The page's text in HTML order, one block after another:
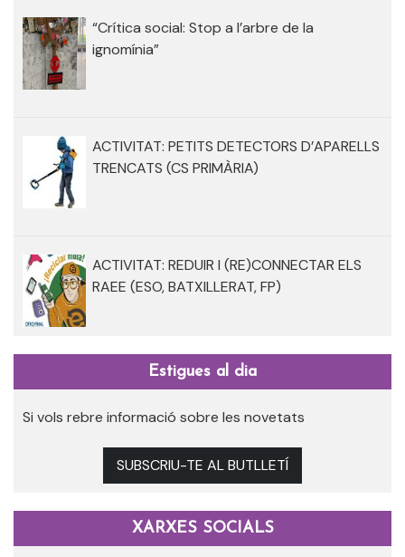
“Crítica social: Stop a l’arbre de la
ignomínia”
ACTIVITAT: PETITS DETECTORS D’APARELLS
TRENCATS (CS PRIMÀRIA)
ACTIVITAT: REDUIR I (RE)CONNECTAR ELS
RAEE (ESO, BATXILLERAT, FP)
Estigues al dia
Si vols rebre informació sobre les novetats
SUBSCRIU-TE AL BUTLLETÍ
XARXES SOCIALS